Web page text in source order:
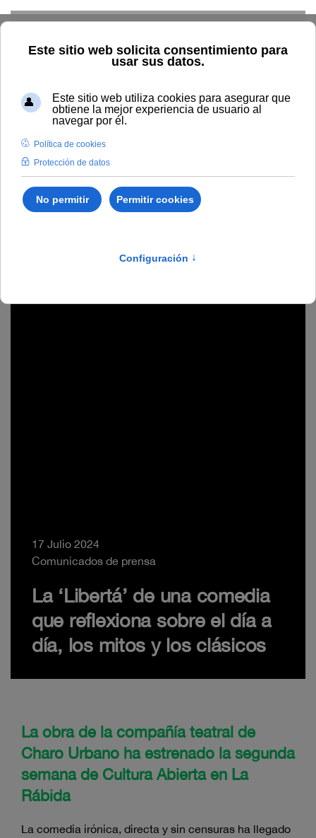
17 Julio 2024
Comunicados de prensa
La ‘Libertá’ de una comedia
que reflexiona sobre el día a
día, los mitos y los clásicos
La obra de la compañía teatral de
Charo Urbano ha estrenado la segunda
semana de Cultura Abierta en La
Rábida
La comedia irónica, directa y sin censuras ha llegado